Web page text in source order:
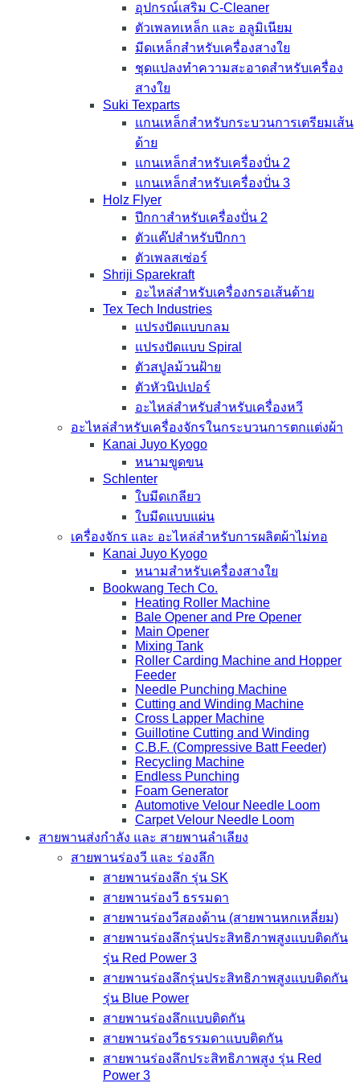
อุปกรณ์เสริม C-Cleaner
ตัวเพลทเหล็ก และ อลูมิเนียม
มีดเหล็กสำหรับเครื่องสางใย
ชุดแปลงทำความสะอาดสำหรับเครื่อง
สางใย
Suki Texparts
แกนเหล็กสำหรับกระบวนการเตรียมเส้น
ด้าย
แกนเหล็กสำหรับเครื่องปั่น 2
แกนเหล็กสำหรับเครื่องปั่น 3
Holz Flyer
ปีกกาสำหรับเครื่องปั่น 2
ตัวแค๊ปสำหรับปีกกา
ตัวเพลสเซ่อร์
Shriji Sparekraft
อะไหล่สำหรับเครื่องกรอเส้นด้าย
Tex Tech Industries
แปรงปัดแบบกลม
แปรงปัดแบบ Spiral
ตัวสปูลม้วนฝ้าย
ตัวหัวนิปเปอร์
อะไหล่สำหรับสำหรับเครื่องหวี
อะไหล่สำหรับเครื่องจักรในกระบวนการตกแต่งผ้า
Kanai Juyo Kyogo
หนามขูดขน
Schlenter
ใบมีดเกลียว
ใบมีดแบบแผ่น
เครื่องจักร และ อะไหล่สำหรับการผลิตผ้าไม่ทอ
Kanai Juyo Kyogo
หนามสำหรับเครื่องสางใย
Bookwang Tech Co.
Heating Roller Machine
Bale Opener and Pre Opener
Main Opener
Mixing Tank
Roller Carding Machine and Hopper
Feeder
Needle Punching Machine
Cutting and Winding Machine
Cross Lapper Machine
Guillotine Cutting and Winding
C.B.F. (Compressive Batt Feeder)
Recycling Machine
Endless Punching
Foam Generator
Automotive Velour Needle Loom
Carpet Velour Needle Loom
สายพานส่งกำลัง และ สายพานลำเลียง
สายพานร่องวี และ ร่องลึก
สายพานร่องลึก รุ่น SK
สายพานร่องวี ธรรมดา
สายพานร่องวีสองด้าน (สายพานหกเหลี่ยม)
สายพานร่องลึกรุ่นประสิทธิภาพสูงแบบติดกัน
รุ่น Red Power 3
สายพานร่องลึกรุ่นประสิทธิภาพสูงแบบติดกัน
รุ่น Blue Power
สายพานร่องลึกแบบติดกัน
สายพานร่องวีธรรมดาแบบติดกัน
สายพานร่องลึกประสิทธิภาพสูง รุ่น Red
Power 3